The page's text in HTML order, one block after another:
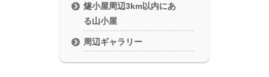
燧小屋周辺3km以内にあ
る山小屋
周辺ギャラリー